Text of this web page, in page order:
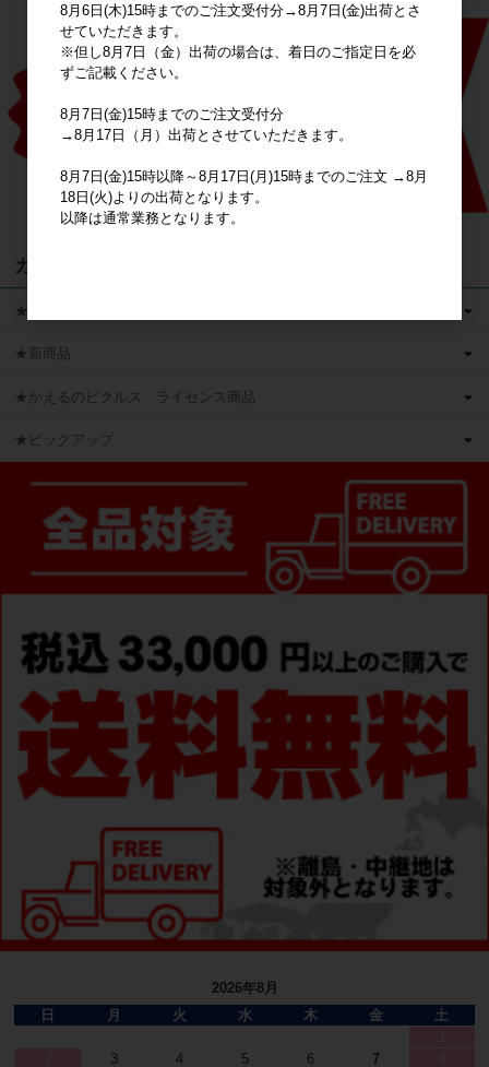
カテゴリ
★キャラクターグッズ
★新商品
★かえるのピクルス ライセンス商品
★ピックアップ
2026年8月
日
月 火 水 木 金
土
3 4 5 6 7
8月6日(木)15時までのご注文受付分→8月7日(金)出荷とさ
せていただきます。
※但し8月7日（金）出荷の場合は、着日のご指定日を必
ずご記載ください。
8月7日(金)15時までのご注文受付分
→8月17日（月）出荷とさせていただきます。
8月7日(金)15時以降～8月17日(月)15時までのご注文 →8月
18日(火)よりの出荷となります。
以降は通常業務となります。